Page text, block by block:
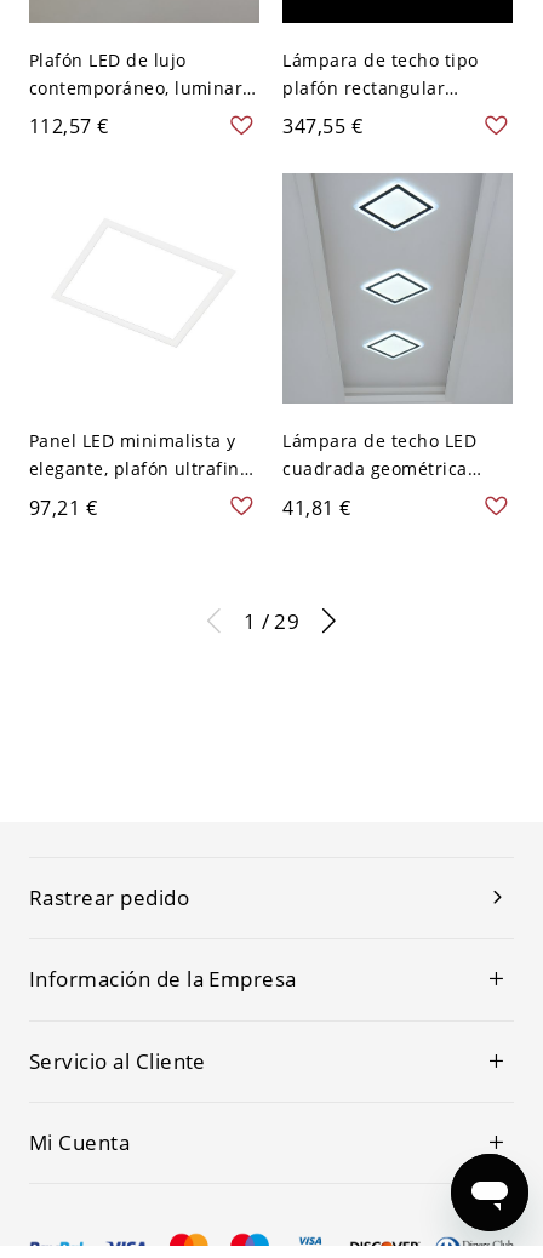
Plafón LED de lujo
contemporáneo, luminaria
de perfil bajo con borde
112,57 €
Lámpara de techo tipo
plafón rectangular
contemporánea de cristal,
120 V 60,96 cm
347,55 €
Panel LED minimalista y
elegante, plafón ultrafino
de techo con difusor
acrílico antideslumbrante
97,21 €
Lámpara de techo LED
cuadrada geométrica
minimalista, plafón de
perfil bajo con pantalla
41,81 €
1 / 29
Rastrear pedido
Información de la Empresa
Servicio al Cliente
Mi Cuenta